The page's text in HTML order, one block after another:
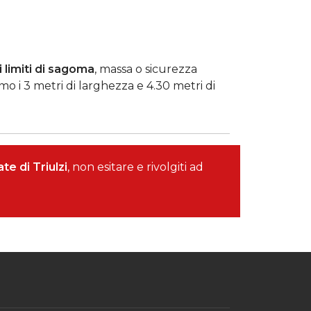
di sagoma, massa o sicurezza
i 3 metri di larghezza e 4.30 metri di
di Triulzi, non esitare e rivolgiti ad